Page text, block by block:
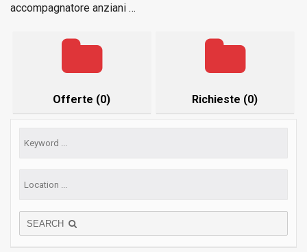
accompagnatore anziani …
Offerte (0) Richieste (0)
SEARCH